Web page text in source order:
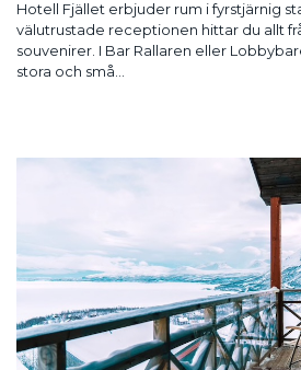
Hotell Fjället erbjuder rum i fyrstjärnig
välutrustade receptionen hittar du allt
souvenirer. I Bar Rallaren eller
stora och små...